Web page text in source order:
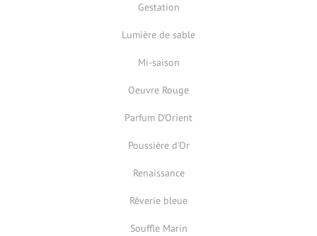
Gestation
Lumière de sable
Mi-saison
Oeuvre Rouge
Parfum D'Orient
Poussière d'Or
Renaissance
Rêverie bleue
Souffle Marin